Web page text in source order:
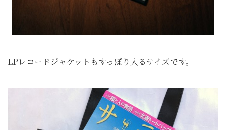
LPレコードジャケットもすっぽり入るサイズです。